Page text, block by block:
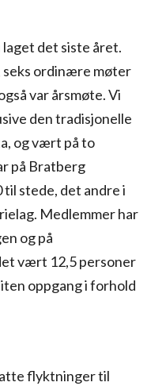
det siste året.
ordinære møter
var årsmøte. Vi
den tradisjonelle
og vært på to
på Bratberg
til stede, det andre i
Medlemmer har
og på
vært 12,5 personer
oppgang i forhold
flyktninger til